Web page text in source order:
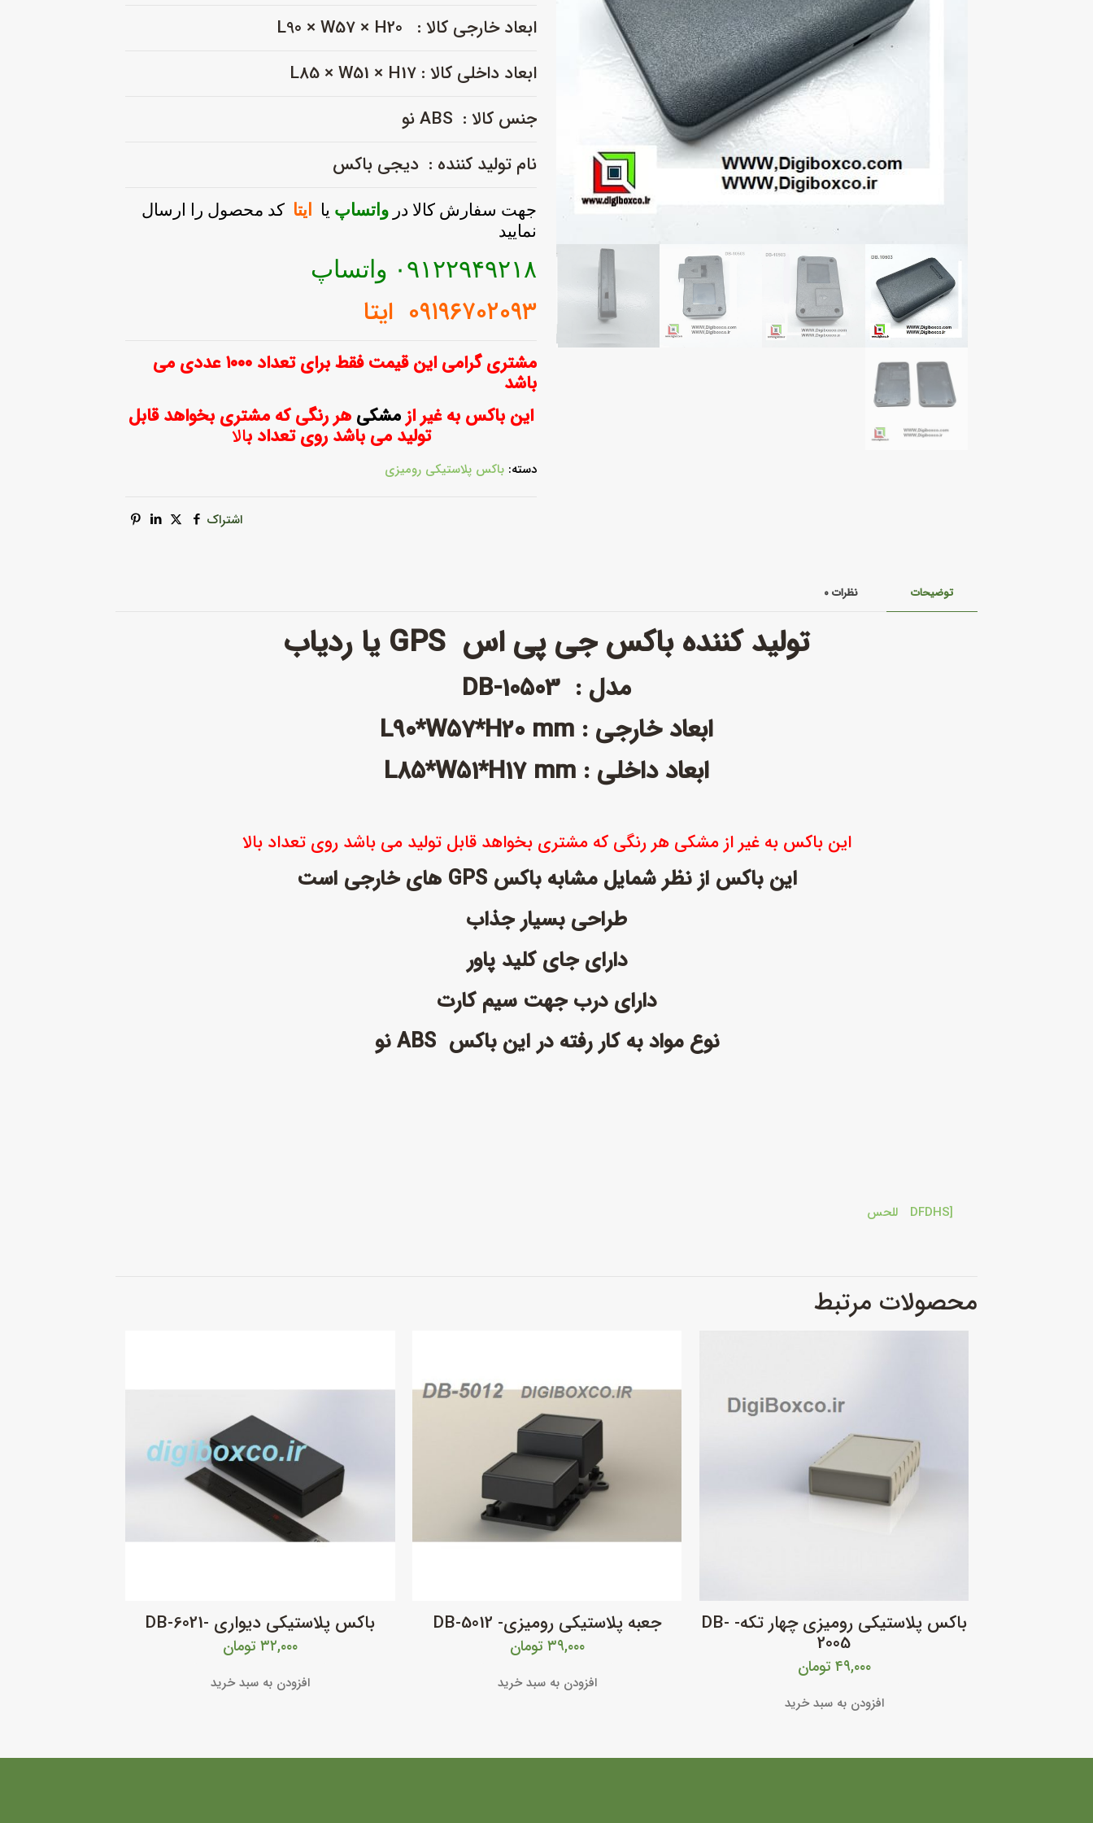
ابعاد خارجی کالا : L90 × W57 × H20
ابعاد داخلی کالا : L85 × W51 × H17
جنس کالا : ABS نو
نام تولید کننده : دیجی باکس
جهت سفارش کالا در واتساپ یا ایتا کد محصول را ارسال
نمایید
۰۹۱۲۲۹۴۹۲۱۸ واتساپ
۰۹۱۹۶۷۰۲۰۹۳ ایتا
مشتری گرامی این قیمت فقط برای تعداد ۱۰۰۰ عددی می
باشد
این باکس به غیر ازمشکی هر رنگی که مشتری بخواهد قابل
تولید می باشد روی تعداد بالا
GPS
10503
دسته: باکس پلاستیکی رومیزی
اشتراک
توضیحات نظرات۰
تولید کننده باکسجی پی اس GPS یا ردیاب
مدل : DB-10503
ابعاد خارجی : L90*W57*H20 mm
ابعاد داخلی : L85*W51*H17 mm
این باکس به غیر از مشکی هر رنگی که مشتری بخواهد قابل تولید می باشد روی تعداد بالا
این باکس از نظر شمایل مشابه باکس GPS های خارجی است
طراحی بسیار جذاب
دارای جای کلید پاور
دارای درب جهت سیم کارت
نوع مواد به کار رفته در این باکس ABS نو
[DFDHS للحس
محصولات مرتبط
باکس پلاستیکی رومیزی چهار تکه- DB-
2005
۴۹,۰۰۰ تومان
افزودن به سبد خرید
جعبه پلاستیکی رومیزی- DB-5012
۳۹,۰۰۰ تومان
افزودن به سبد خرید
باکس پلاستیکی دیواری -DB-6021
۳۲,۰۰۰ تومان
افزودن به سبد خرید